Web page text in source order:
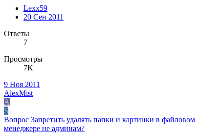
Lexx59
20 Сен 2011
Ответы
7
Просмотры
7K
9 Ноя 2011
AlexMist
A
S
Вопрос Запретить удалять папки и картинки в файловом
менеджере не админам?